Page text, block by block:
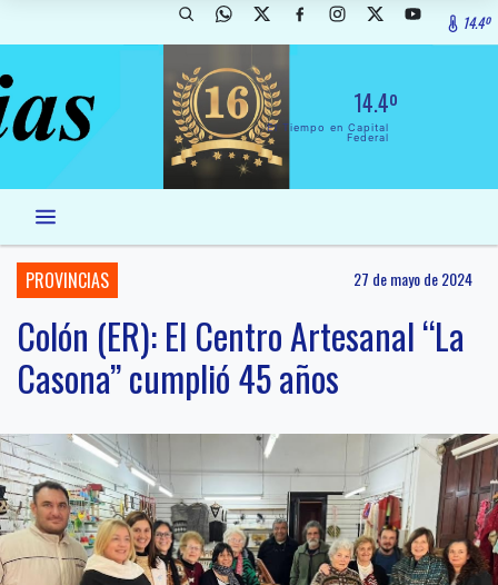
14.4º
14.4º
El Tiempo en Capital
Federal
PROVINCIAS 27 de mayo de 2024
Colón (ER): El Centro Artesanal “La
Casona” cumplió 45 años